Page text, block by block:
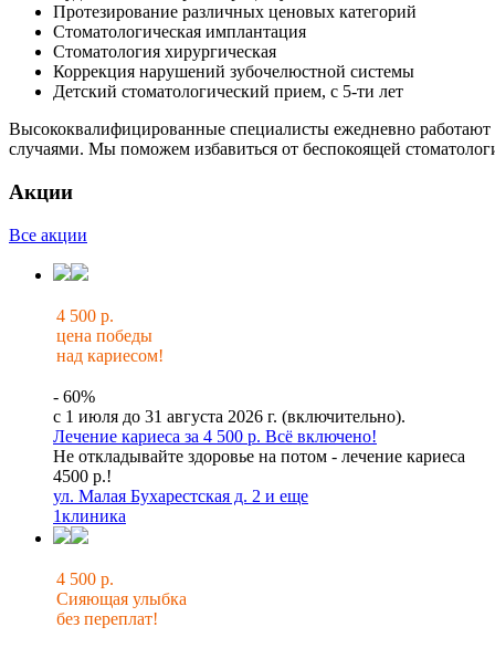
Протезирование различных ценовых категорий
Стоматологическая имплантация
Стоматология хирургическая
Коррекция нарушений зубочелюстной системы
Детский стоматологический прием, с 5-ти лет
Высококвалифицированные специалисты ежедневно
случаями. Мы поможем избавиться от беспокоящей
Акции
Все акции
4 500 р.
цена победы
над кариесом!
- 60%
с 1 июля до 31 августа 2026 г. (включительно).
Лечение кариеса за 4 500 р. Всё включено!
Не откладывайте здоровье на потом - лечение кариеса
4500 р.!
ул. Малая Бухарестская д. 2 и еще
1клиника
4 500 р.
Сияющая улыбка
без переплат!